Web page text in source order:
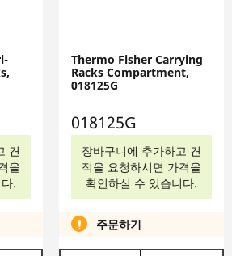
견
을
.
Thermo Fisher Carrying
Racks Compartment,
018125G
018125G
장바구니에 추가하고 견
적을 요청하시면 가격을
확인하실 수 있습니다.
주문하기